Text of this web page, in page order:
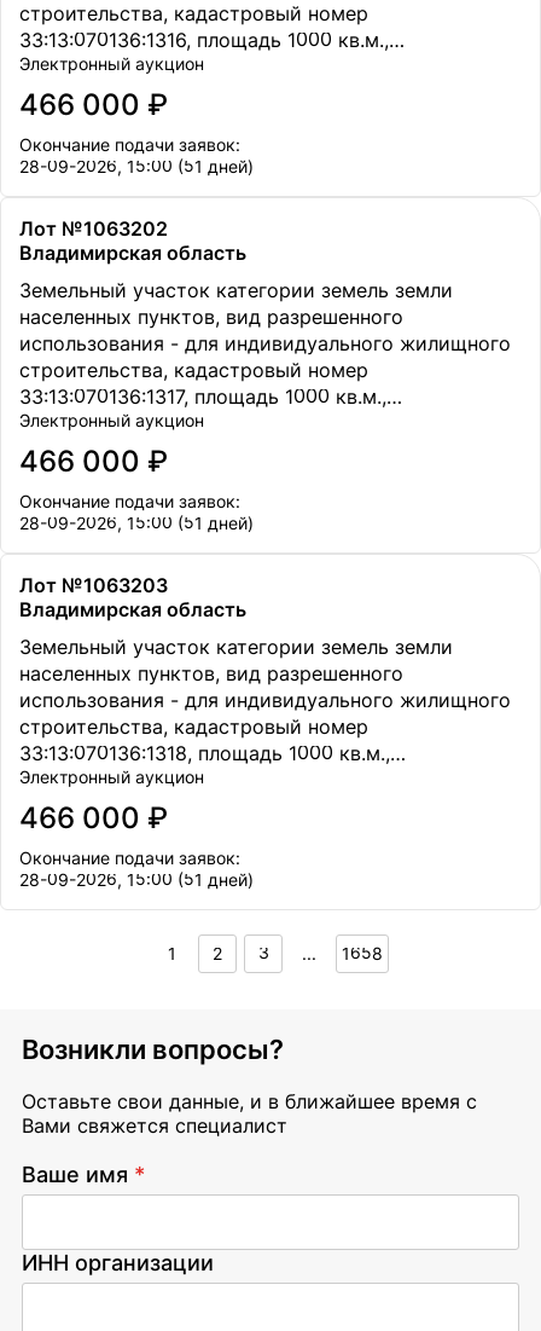
строительства, кадастровый номер
33:13:070136:1316, площадь 1000 кв.м.,
местоположение Владимирская обл., Петушинский
р-н., МО Петушинское (сельское поселение), в 50
метрах восточнее д. Старое Аннино.
Электронный аукцион
466 000 ₽
Окончание подачи заявок:
28-09-2026, 15:00 (51 дней)
Лот №1063202
Владимирская область
Земельный участок категории земель земли
населенных пунктов, вид разрешенного
использования - для индивидуального жилищного
строительства, кадастровый номер
33:13:070136:1317, площадь 1000 кв.м.,
местоположение Владимирская обл., Петушинский
р-н., МО Петушинское (сельское поселение), в 50
метрах восточнее д. Старое Аннино.
Электронный аукцион
466 000 ₽
Окончание подачи заявок:
28-09-2026, 15:00 (51 дней)
Лот №1063203
Владимирская область
Земельный участок категории земель земли
населенных пунктов, вид разрешенного
использования - для индивидуального жилищного
строительства, кадастровый номер
33:13:070136:1318, площадь 1000 кв.м.,
местоположение Владимирская обл., Петушинский
р-н., МО Петушинское (сельское поселение), в 50
метрах восточнее д. Старое Аннино
Электронный аукцион
466 000 ₽
Окончание подачи заявок:
28-09-2026, 15:00 (51 дней)
1 2 3 ... 1658
Возникли вопросы?
Оставьте свои данные, и в ближайшее время с
Вами свяжется специалист
Ваше имя *
ИНН организации